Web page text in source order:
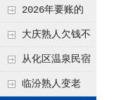
绝招,轻松搞定
2026年要账的
七个小方法
大庆熟人欠钱不
还躲猫猫？2026年这
个“诉前调解”成功率
从化区温泉民宿
老板借钱不还？2026
临汾熟人变老